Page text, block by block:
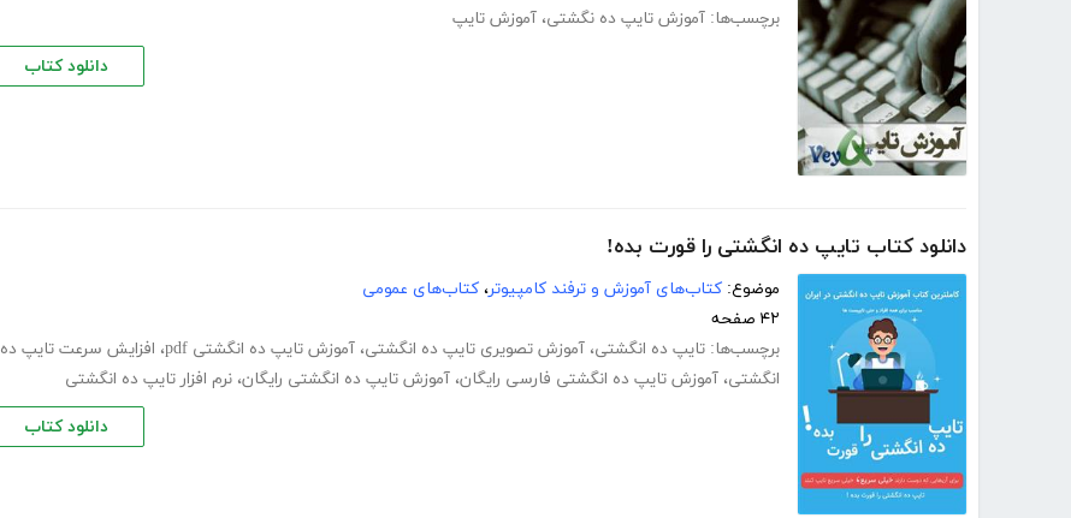
برچسب‌ها: آموزش تایپ ده‌ نگشتی، آموزش تایپ
دانلود کتاب
دانلود کتاب تایپ ده انگشتی را قورت بده!
موضوع: کتاب‌های آموزش و ترفند کامپیوتر، کتاب‌های عمومی
۴۲ صفحه
برچسب‌ها: تایپ ده انگشتی، آموزش تصویری تایپ ده انگشتی، آموزش تایپ ده انگشتی pdf ، افزایش سرعت تایپ ده
انگشتی، آموزش تایپ ده انگشتی فارسی رایگان، آموزش تایپ ده انگشتی رایگان، نرم افزار تایپ ده انگشتی
دانلود کتاب